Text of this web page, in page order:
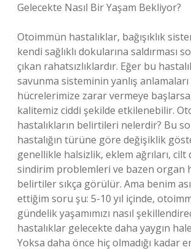
Gelecekte Nasıl Bir Yaşam Bekliyor?
Otoimmün hastalıklar, bağışıklık
kendi sağlıklı dokularına saldırması
çıkan rahatsızlıklardır. Eğer bu
savunma sisteminin yanlış
hücrelerimize zarar vermeye
kalitemiz ciddi şekilde etkilenebilir.
hastalıkların belirtileri nelerdir? Bu
hastalığın türüne göre değişiklik
genellikle halsizlik, eklem ağrıları,
sindirim problemleri ve bazen organ
belirtiler sıkça görülür. Ama benim
ettiğim soru şu: 5-10 yıl içinde,
gündelik yaşamımızı nasıl
hastalıklar gelecekte daha yaygın
Yoksa daha önce hiç olmadığı kadar